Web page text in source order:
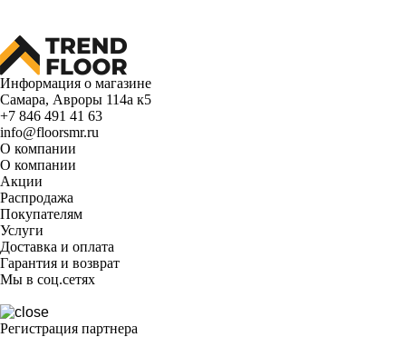
Информация о магазине
Самара, Авроры 114а к5
+7 846 491 41 63
info@floorsmr.ru
О компании
О компании
Акции
Распродажа
Покупателям
Услуги
Доставка и оплата
Гарантия и возврат
Мы в соц.сетях
Регистрация партнера